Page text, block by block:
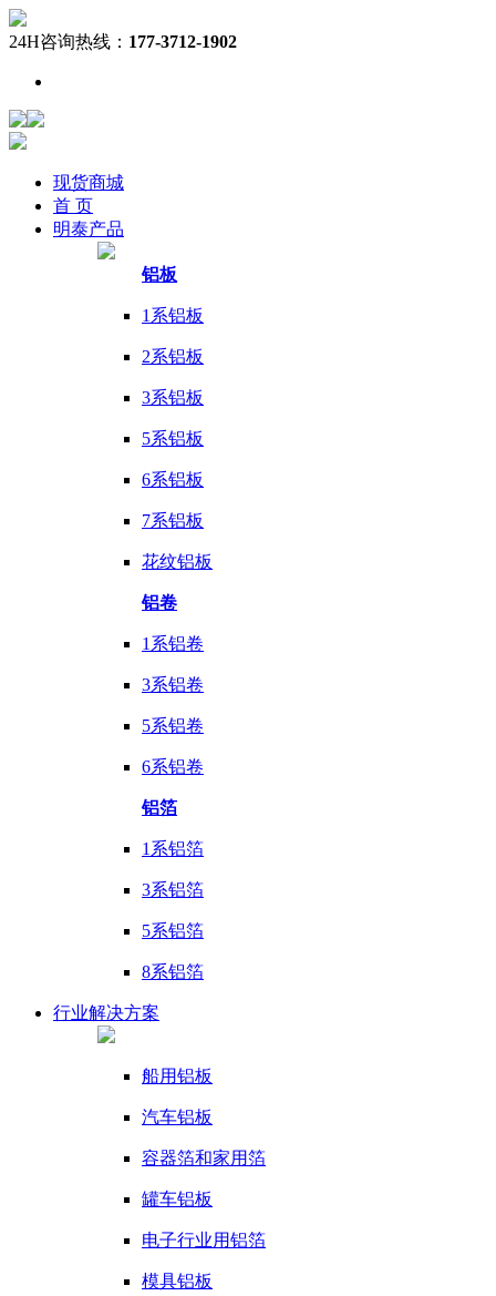
24H咨询热线： 177-3712-1902
现货商城
首 页
明泰产品
铝板
1系铝板
2系铝板
3系铝板
5系铝板
6系铝板
7系铝板
花纹铝板
铝卷
1系铝卷
3系铝卷
5系铝卷
6系铝卷
铝箔
1系铝箔
3系铝箔
5系铝箔
8系铝箔
行业解决方案
船用铝板
汽车铝板
容器箔和家用箔
罐车铝板
电子行业用铝箔
模具铝板